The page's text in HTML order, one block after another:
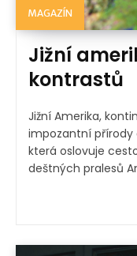
MAGAZÍN
Jižní
kontrastů
Jižní Amerika,
impozantní přírody
která oslovuje
deštných pralesů